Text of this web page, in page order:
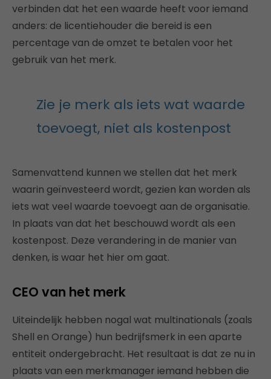
verbinden dat het een waarde heeft voor iemand
anders: de licentiehouder die bereid is een
percentage van de omzet te betalen voor het
gebruik van het merk.
Zie je merk als iets wat waarde
toevoegt, niet als kostenpost
Samenvattend kunnen we stellen dat het merk
waarin geïnvesteerd wordt, gezien kan worden als
iets wat veel waarde toevoegt aan de organisatie.
In plaats van dat het beschouwd wordt als een
kostenpost. Deze verandering in de manier van
denken, is waar het hier om gaat.
CEO van het merk
Uiteindelijk hebben nogal wat multinationals (zoals
Shell en Orange) hun bedrijfsmerk in een aparte
entiteit ondergebracht. Het resultaat is dat ze nu in
plaats van een merkmanager iemand hebben die